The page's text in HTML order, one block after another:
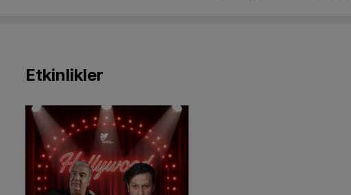
Etkinlikler